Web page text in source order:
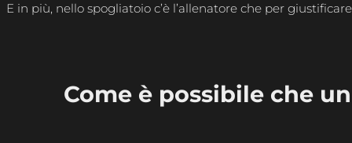
E in più, nello spogliatoio c’è l’allenatore che per
Come è possibile che